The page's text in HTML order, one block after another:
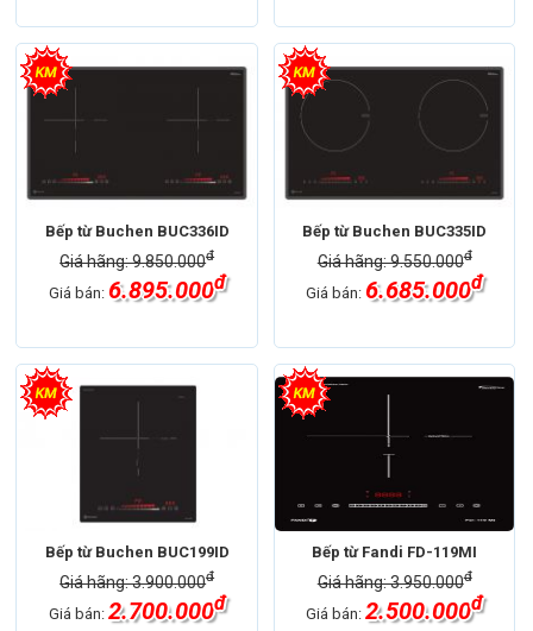
Bếp từ Buchen BUC336ID
Giá hãng: 9.850.000đ
Giá bán: 6.895.000đ
Bếp từ Buchen BUC335ID
Giá hãng: 9.550.000đ
Giá bán:6.685.000đ
Bếp từ Buchen BUC199ID
Giá hãng: 3.900.000đ
Giá bán: 2.700.000đ
Bếp từ Fandi FD-119MI
Giá hãng: 3.950.000đ
Giá bán:2.500.000đ